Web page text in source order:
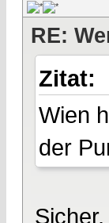
RE:
Zitat:
Wien
der